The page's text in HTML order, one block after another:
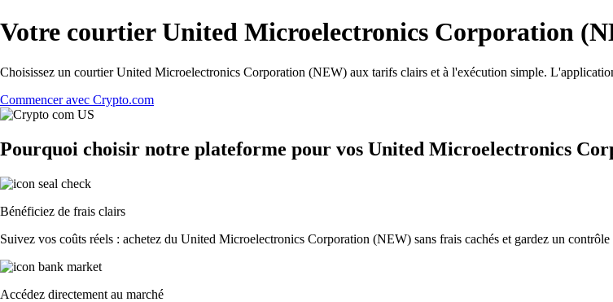
Votre courtier United Microelectronics Corporation
Choisissez un courtier United Microelectronics Corporation (NEW) aux tarifs clairs et à l'exécution simple.
Commencer avec Crypto.com
Pourquoi choisir notre plateforme pour vos United Microelectronics
Bénéficiez de frais clairs
Suivez vos coûts réels : achetez du United Microelectronics Corporation (NEW) sans frais cachés et gardez un
Accédez directement au marché